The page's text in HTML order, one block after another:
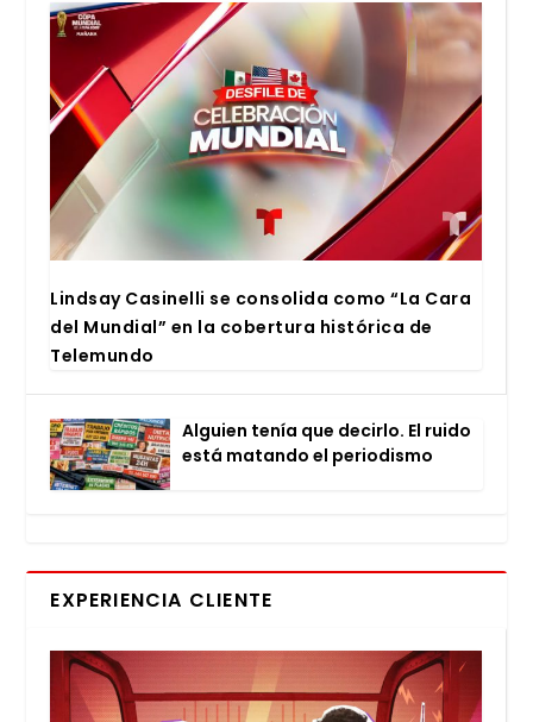
Lind­say Casi­ne­lli se con­so­li­da como “La Cara
del Mun­dial” en la cober­tu­ra his­tó­ri­ca de
Tele­mun­do
Alguien tenía que decir­lo. El rui­do
está matan­do el perio­dis­mo
EXPERIENCIA CLIENTE